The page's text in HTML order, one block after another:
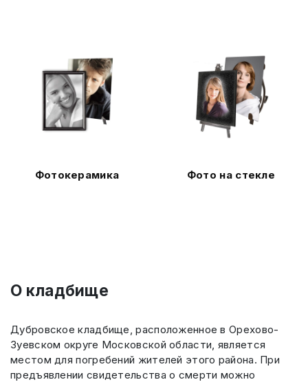
Фотокерамика Фото на стекле
О кладбище
Дубровское кладбище, расположенное в Орехово-
Зуевском округе Московской области, является
местом для погребений жителей этого района. При
предъявлении свидетельства о смерти можно